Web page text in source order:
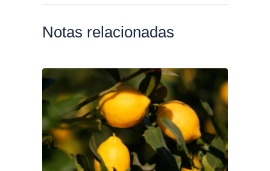
Notas relacionadas